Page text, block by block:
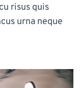
risus quis
urna neque